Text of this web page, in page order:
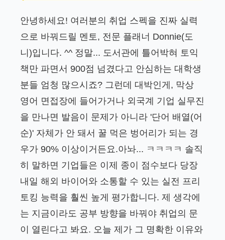
안녕하세요! 여러분의 취업 스펙을 진짜 실력
으로 바꿔드릴 멘토, 전문 플래너 Donnie(도
니)입니다. ^^ 정말... 도서관에 틀어박혀 토익
책만 파면서 900점 넘겼다고 안심하는 대학생
분들 엄청 많으시죠? 그런데 대박인게, 막상
영어 면접장에 들어가거나 외국계 기업 실무진
을 만나면 발음이 문제가 아니라 '단어 배열(어
순)' 자체가 안 돼서 꿀 먹은 벙어리가 되는 경
우가 90% 이상이거든요.아놔... ㅋㅋㅋㅋ 솔직
히 말하면 기업들은 이제 종이 점수보다 당장
내일 해외 바이어와 소통할 수 있는 실전 프리
토킹 능력을 훨씬 높게 평가합니다. 제 생각에
는 지금이라도 공부 방향을 바꿔야 취업의 문
이 열린다고 봐요. 오늘 제가 그 명확한 이유와